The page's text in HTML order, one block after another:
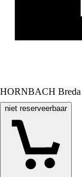
HORNBACH Breda
niet reserveerbaar